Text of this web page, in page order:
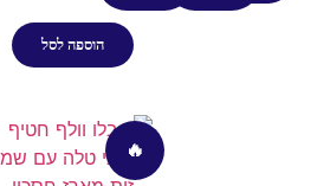
הוספה לסל
🔥